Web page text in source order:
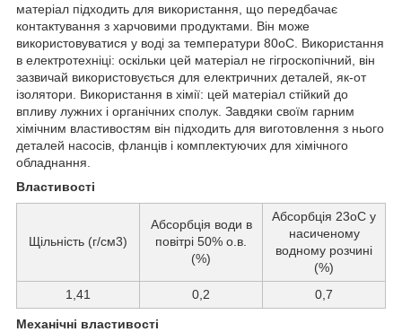
матеріал підходить для використання, що передбачає
контактування з харчовими продуктами. Він може
використовуватися у воді за температури 80oС. Використання
в електротехніці: оскільки цей матеріал не гігроскопічний, він
зазвичай використовується для електричних деталей, як-от
ізолятори. Використання в хімії: цей матеріал стійкий до
впливу лужних і органічних сполук. Завдяки своїм гарним
хімічним властивостям він підходить для виготовлення з нього
деталей насосів, фланців і комплектуючих для хімічного
обладнання.
Властивості
Щільність (г/см3)
Абсорбція води в
повітрі 50% о.в.
(%)
Абсорбція 23oС у
насиченому
водному розчині
(%)
1,41
0,2 0,7
Механічні властивості